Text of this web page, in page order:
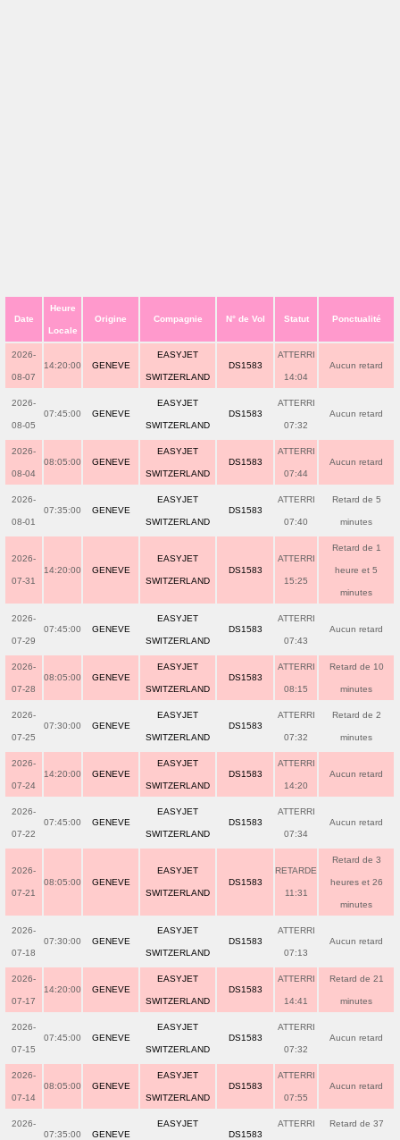
Date
Heure
Locale
Origine Compagnie N° de Vol Statut Ponctualité
2026-
08-07
14:20:00 GENEVE
EASYJET
SWITZERLAND
DS1583
ATTERRI
14:04
Aucun retard
2026-
08-05
07:45:00 GENEVE
EASYJET
SWITZERLAND
DS1583
ATTERRI
07:32
Aucun retard
2026-
08-04
08:05:00 GENEVE
EASYJET
SWITZERLAND
DS1583
ATTERRI
07:44
Aucun retard
2026-
08-01
07:35:00 GENEVE
EASYJET
SWITZERLAND
DS1583
ATTERRI
07:40
Retard de 5
minutes
2026-
07-31
14:20:00 GENEVE
EASYJET
SWITZERLAND
DS1583
ATTERRI
15:25
Retard de 1
heure et 5
minutes
2026-
07-29
07:45:00 GENEVE
EASYJET
SWITZERLAND
DS1583
ATTERRI
07:43
Aucun retard
2026-
07-28
08:05:00 GENEVE
EASYJET
SWITZERLAND
DS1583
ATTERRI
08:15
Retard de 10
minutes
2026-
07-25
07:30:00 GENEVE
EASYJET
SWITZERLAND
DS1583
ATTERRI
07:32
Retard de 2
minutes
2026-
07-24
14:20:00 GENEVE
EASYJET
SWITZERLAND
DS1583
ATTERRI
14:20
Aucun retard
2026-
07-22
07:45:00 GENEVE
EASYJET
SWITZERLAND
DS1583
ATTERRI
07:34
Aucun retard
2026-
07-21
08:05:00 GENEVE
EASYJET
SWITZERLAND
DS1583
RETARDE
11:31
Retard de 3
heures et 26
minutes
2026-
07-18
07:30:00 GENEVE
EASYJET
SWITZERLAND
DS1583
ATTERRI
07:13
Aucun retard
2026-
07-17
14:20:00 GENEVE
EASYJET
SWITZERLAND
DS1583
ATTERRI
14:41
Retard de 21
minutes
2026-
07-15
07:45:00 GENEVE
EASYJET
SWITZERLAND
DS1583
ATTERRI
07:32
Aucun retard
2026-
07-14
08:05:00 GENEVE
EASYJET
SWITZERLAND
DS1583
ATTERRI
07:55
Aucun retard
2026-
07:35:00 GENEVE
EASYJET
DS1583
ATTERRI Retard de 37